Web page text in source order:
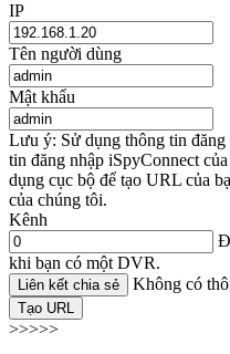
IP
Tên người dùng
Mật khẩu
Lưu ý: Sử dụng thông tin đăng
tin đăng nhập iSpyConnect
dụng cục bộ để tạo URL của
của chúng tôi.
Kênh
khi bạn có một DVR.
Liên kết chia sẻ Không có
Tạo URL
>>>>>